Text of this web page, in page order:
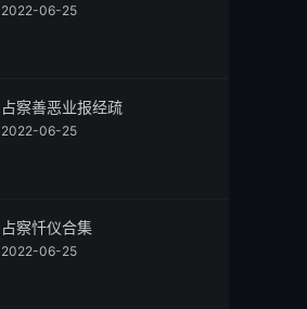
2022-06-25
占察善恶业报经疏
2022-06-25
占察忏仪合集
2022-06-25